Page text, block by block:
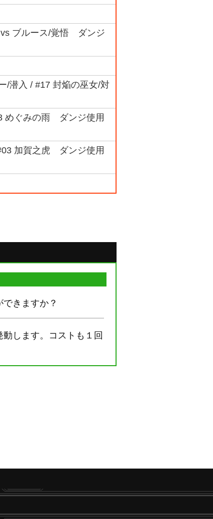
vs ブルース/覚悟 ダンジ
/潜入 / #17 封焔の巫女/対
めぐみの雨 ダンジ使用
加賀之虎 ダンジ使用
きますか？
します。コストも１回